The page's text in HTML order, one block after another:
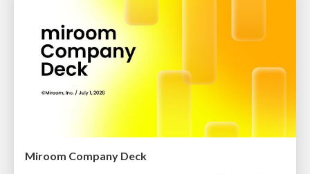
Miroom Company Deck